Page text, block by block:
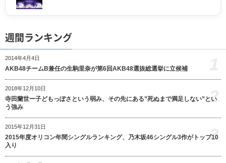
週間ランキング
2014年4月4日
AKB48チームB兼任の生駒里奈が第6回AKB48選抜総選挙に立候補
2018年12月10日
寺田蘭世ー子どもっぽさという弱み、その先にある”死ぬまで満足しない”とい
う強み
2
2015年12月31日
2015年度オリコン年間シングルランキング、乃木坂46シングル3作がトップ10
入り
3